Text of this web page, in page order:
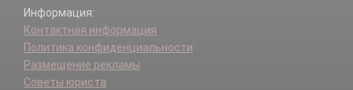
Информация:
Контактная информация
Политика конфиденциальности
Размещение рекламы
Советы юриста